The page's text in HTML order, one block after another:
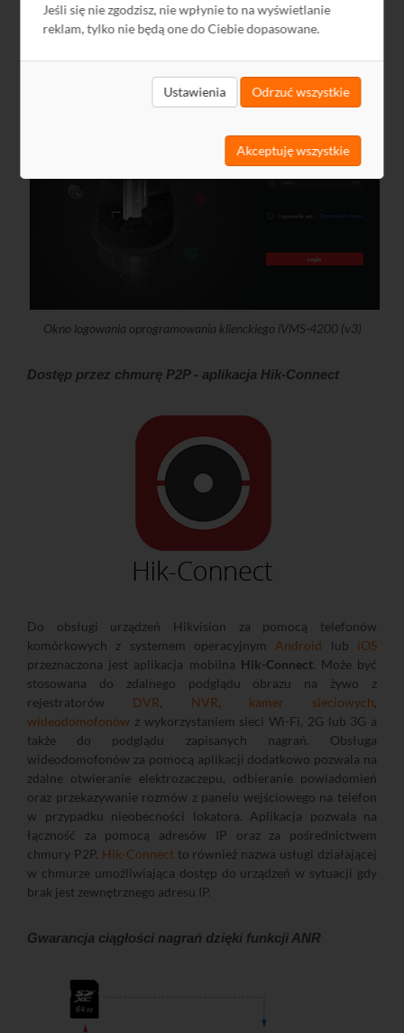
Jeśli się nie zgodzisz, nie wpłynie to na wyświetlanie
reklam, tylko nie będą one do Ciebie dopasowane.
Ustawienia Odrzuć wszystkie
Akceptuję wszystkie
nad wszystkimi systemami. Oferuje podgląd z kamer IP, zdalne
odtwarzanie nagrań, zdalną konfigurację, obsługę zdarzeń
map, nagrywanie na dysk twardy i wiele innych.
Okno logowania oprogramowania klienckiego iVMS-4200 (v3)
Dostęp przez chmurę P2P - aplikacja Hik-Connect
Do obsługi urządzeń Hikvision za pomocą telefonów
komórkowych z systemem operacyjnym Android lub iOS
przeznaczona jest aplikacja mobilna Hik-Connect. Może być
stosowana do zdalnego podglądu obrazu na żywo z
rejestratorów DVR, NVR, kamer sieciowych,
wideodomofonów z wykorzystaniem sieci Wi-Fi, 2G lub 3G a
także do podglądu zapisanych nagrań. Obsługa
wideodomofonów za pomocą aplikacji dodatkowo pozwala na
zdalne otwieranie elektrozaczepu, odbieranie powiadomień
oraz przekazywanie rozmów z panelu wejściowego na telefon
w przypadku nieobecności lokatora. Aplikacja pozwala na
łączność za pomocą adresów IP oraz za pośrednictwem
chmury P2P. Hik-Connectto również nazwa usługi działającej
w chmurze umożliwiająca dostęp do urządzeń w sytuacji gdy
brak jest zewnętrznego adresu IP.
Gwarancja ciągłości nagrań dzięki funkcji ANR